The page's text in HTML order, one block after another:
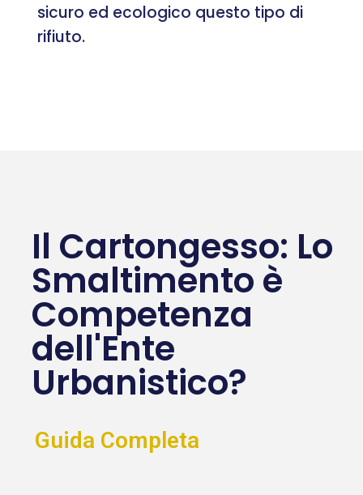
sicuro ed ecologico questo tipo di
rifiuto.
Il Cartongesso: Lo
Smaltimento è
Competenza
dell'Ente
Urbanistico?
Guida Completa